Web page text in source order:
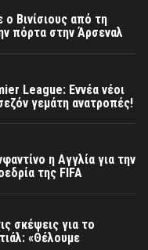
Βινίσιους από τη
πόρτα στην Άρσεναλ
League: Εννέα νέοι
γεμάτη ανατροπές!
η Αγγλία για την
της FIFA
σκέψεις για το
«Θέλουμε